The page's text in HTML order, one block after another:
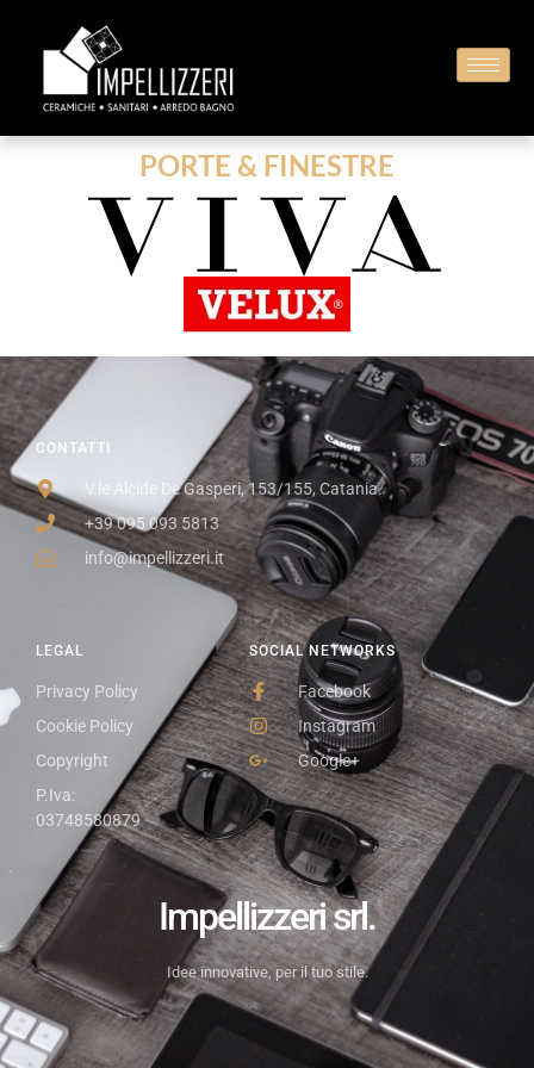
PORTE & FINESTRE
Impellizzeri srl.
Idee innovative, per il tuo stile.
SOCIAL NETWORKS
Facebook
Instagram
Google+
LEGAL
Privacy Policy
Cookie Policy
Copyright
P.Iva:
03748580879
CONTATTI
V.le Alcide De Gasperi, 153/155, Catania.
+39 095 093 5813
info@impellizzeri.it